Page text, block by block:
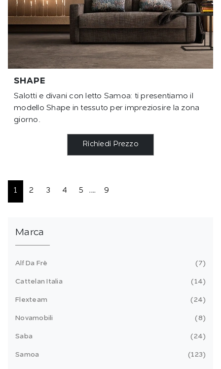
SHAPE
Salotti e divani con letto Samoa: ti presentiamo il
modello Shape in tessuto per impreziosire la zona
giorno.
Richiedi Prezzo
1 2 3 4 5 .... 9
Marca
Alf Da Frè 7
Cattelan Italia 14
Flexteam 24
Novamobili 8
Saba 24
Samoa 123